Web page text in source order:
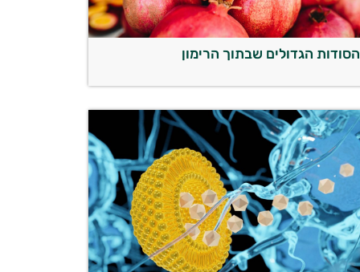
הסודות הגדולים שבתוך הרימון